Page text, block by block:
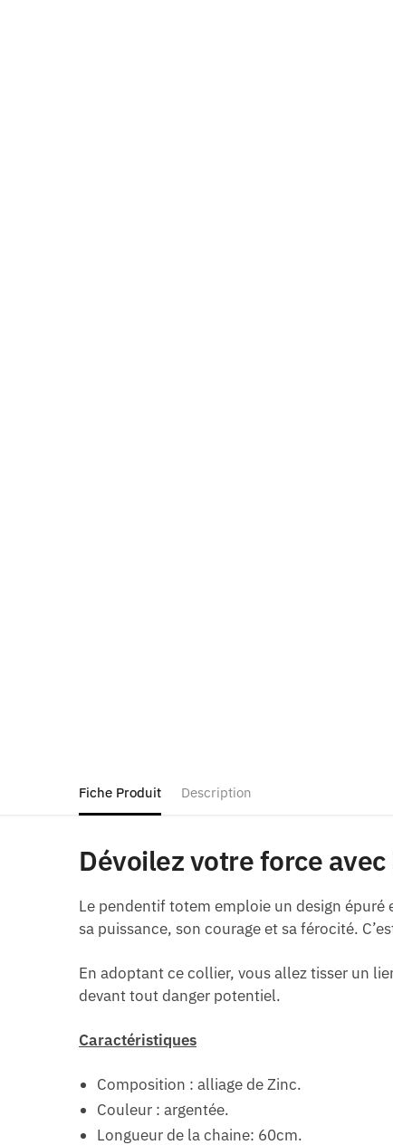
Fiche Produit Description
Dévoilez votre force
Le pendentif totem emploie un design
sa puissance, son courage et sa férocité.
En adoptant ce collier, vous allez tisser un
devant tout danger potentiel.
Caractéristiques
Composition : alliage de Zinc.
Couleur : argentée.
Longueur de la chaine: 60cm.